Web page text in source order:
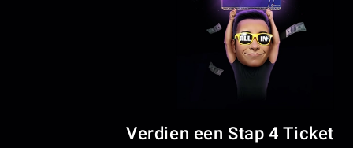
Verdien een Stap 4 Ticket